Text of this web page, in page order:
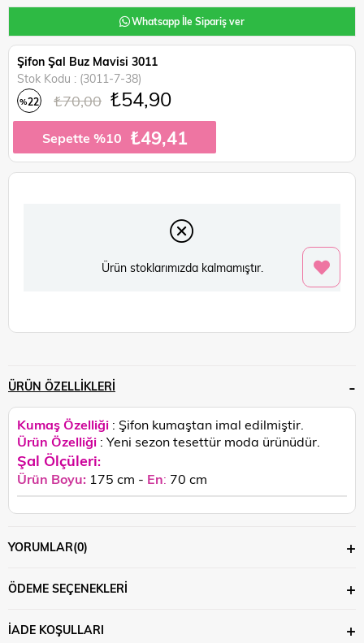
Whatsapp İle Sipariş ver
Şifon Şal Buz Mavisi 3011
Stok Kodu
(3011-7-38)
%22 ₺70,00 ₺54,90
Sepette %10 ₺49,41
Ürün stoklarımızda kalmamıştır.
ÜRÜN ÖZELLIKLERI
Kumaş Özelliği : Şifon kumaştan imal edilmiştir.
Ürün Özelliği : Yeni sezon tesettür moda ürünüdür.
Şal Ölçüleri:
Ürün Boyu: 175 cm - En: 70 cm
YORUMLAR(0)
ÖDEME SEÇENEKLERI
İADE KOŞULLARI